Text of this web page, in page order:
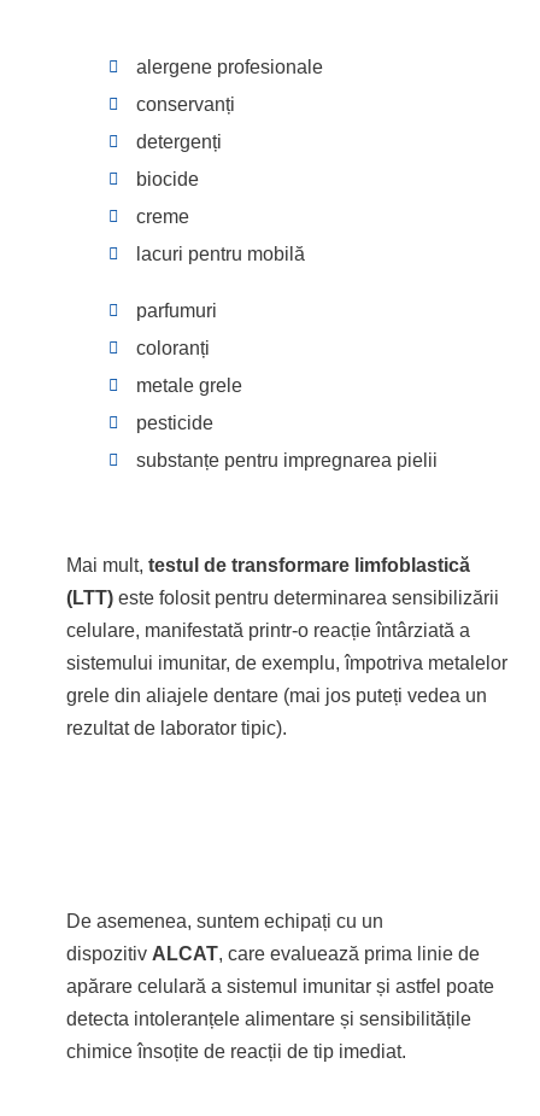
alergene profesionale
conservanți
detergenți
biocide
creme
lacuri pentru mobilă
parfumuri
coloranți
metale grele
pesticide
substanțe pentru impregnarea pielii
Mai mult, testul de transformare limfoblastică
(LTT) este folosit pentru determinarea sensibilizării
celulare, manifestată printr-o reacție întârziată a
sistemului imunitar, de exemplu, împotriva metalelor
grele din aliajele dentare (mai jos puteți vedea un
rezultat de laborator tipic).
De asemenea, suntem echipați cu un
dispozitiv ALCAT, care evaluează prima linie de
apărare celulară a sistemul imunitar și astfel poate
detecta intoleranțele alimentare și sensibilitățile
chimice însoțite de reacții de tip imediat.